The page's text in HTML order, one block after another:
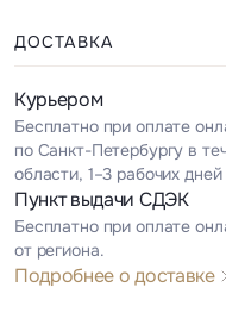
ДОСТАВКА
Курьером
Бесплатно при оплате
по Санкт-Петербургу в
области, 1–3 рабочих дней
Пункт выдачи СДЭК
Бесплатно при оплате
от региона.
Подробнее о доставке